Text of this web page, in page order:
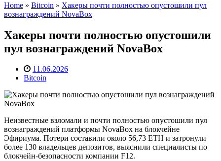
Home » Bitcoin » Хакеры почти полностью опустошили пул
вознаграждений NovaBox
Хакеры почти полностью опустошили
пул вознаграждений NovaBox
11.06.2026
Bitcoin
Неизвестные взломали и почти полностью опустошили пул
вознаграждений платформы NovaBox на блокчейне
Эфириума. Потери составили около 56,73 ETH и затронули
более 130 владельцев депозитов, выяснили специалисты по
блокчейн-безопасности компании F12.